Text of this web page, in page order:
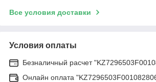
Все условия доставки
Условия оплаты
Безналичный расчет
Онлайн оплата